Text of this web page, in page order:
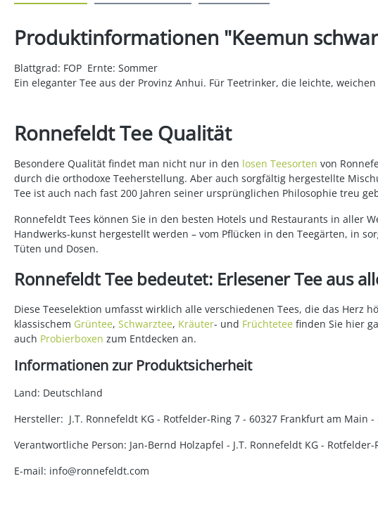
Produktinformationen "Keemun
Blattgrad: FOP Ernte: Sommer
Ein eleganter Tee aus der Provinz Anhui. Für Teetrinker, die leichte,
Ronnefeldt Tee Qualität
Besondere Qualität findet man nicht nur in den losen Teesorten von
durch die orthodoxe Teeherstellung. Aber auch sorgfältig hergestellte
Tee ist auch nach fast 200 Jahren seiner ursprünglichen Philosophie treu
Ronnefeldt Tees können Sie in den besten Hotels und Restaurants in aller
Handwerks-kunst hergestellt werden – vom Pflücken in den Teegärten, in
Tüten und Dosen.
Ronnefeldt Tee bedeutet: Erlesener Tee aus
Diese Teeselektion umfasst wirklich alle verschiedenen Tees, die das Herz
klassischem Grüntee, Schwarztee, Kräuter- und Früchtetee finden Sie hier
auch Probierboxen zum Entdecken an.
Informationen zur Produktsicherheit
Land: Deutschland
Hersteller: J.T. Ronnefeldt KG - Rotfelder-Ring 7 - 60327 Frankfurt am Main
Verantwortliche Person: Jan-Bernd Holzapfel - J.T. Ronnefeldt KG -
E-mail: info@ronnefeldt.com